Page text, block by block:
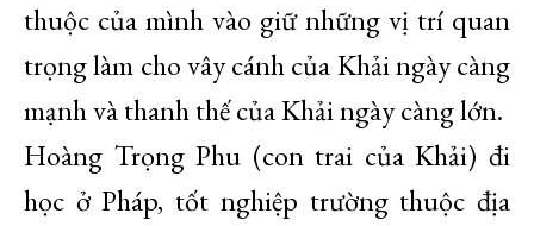
thuộc của mình vào giữ những vị trí quan
trọng làm cho vây cánh của Khải ngày càng
mạnh và thanh thế của Khải ngày càng lớn.
Hoàng Trọng Phu (con trai của Khải) đi
học ở Pháp, tốt nghiệp trường thuộc địa